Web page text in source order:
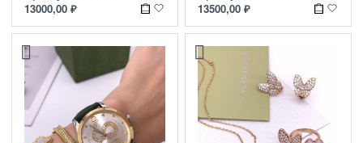
13000,00 ₽ 13500,00 ₽